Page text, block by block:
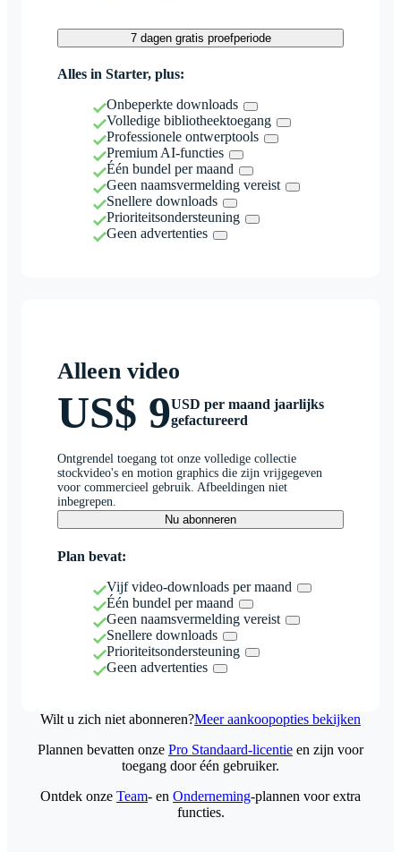
7 dagen gratis proefperiode
Alles in Starter, plus:
Onbeperkte downloads
Volledige bibliotheektoegang
Professionele ontwerptools
Premium AI-functies
Één bundel per maand
Geen naamsvermelding vereist
Snellere downloads
Prioriteitsondersteuning
Geen advertenties
Alleen video
US$ 9USD per maand jaarlijks
gefactureerd
Ontgrendel toegang tot onze volledige collectie
stockvideo's en motion graphics die zijn vrijgegeven
voor commercieel gebruik. Afbeeldingen niet
inbegrepen.
Nu abonneren
Plan bevat:
Vijf video-downloads per maand
Één bundel per maand
Geen naamsvermelding vereist
Snellere downloads
Prioriteitsondersteuning
Geen advertenties
Wilt u zich niet abonneren?Meer aankoopopties bekijken
Plannen bevatten onze Pro Standaard-licentie en zijn voor
toegang door één gebruiker.
Ontdek onze Team- en Onderneming-plannen voor extra
functies.